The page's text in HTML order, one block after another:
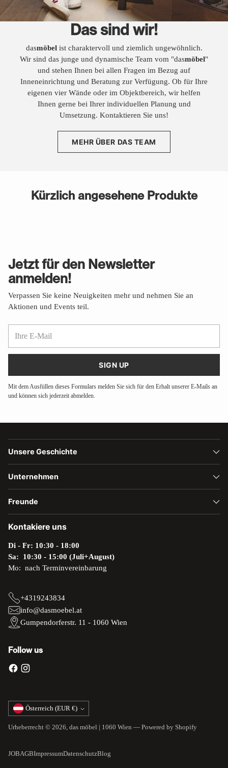
Das sind wir!
dasmöbelist charaktervoll und ziemlich ungewöhnlich.
Wir sind das junge und dynamische Team vom "dasmöbel"
und stehen Ihnen bei allen Fragen im Bezug auf
Inneneinrichtung und Beratung zur Verfügung. Ob für Ihre
eigenen vier Wände oder im Objektbereich, wir helfen
Ihnen gerne bei Ihrer individuellen Planung und
Umsetzung. Kontaktieren Sie uns!
MEHR ÜBER DAS TEAM
Kürzlich angesehene Produkte
Jetzt für den Newsletter
anmelden!
Verpassen Sie keine Neuigkeiten mehr und nehmen Sie an
Aktionen und Events teil.
SIGN UP
Mit dem Ausfüllen dieses Formulars melden Sie sich für den Erhalt unserer E-Mails an
und können sich jederzeit abmelden.
Unsere Geschichte
Unternehmen
Freunde
Kontakiere uns
Di - Fr: 10:30 - 18:00
Sa: 10:30 - 15:00 (Juli+August)
Mo: nach Terminvereinbarung
+4319243834
info@dasmoebel.at
Gumpendorferstr. 11 - 1060 Wien
Follow us
Währung Österreich (EUR €)
Urheberrecht © 2026, das möbel | 1060 Wien — Powered by Shopify
JOBAGBImpressumDatenschutzBlog